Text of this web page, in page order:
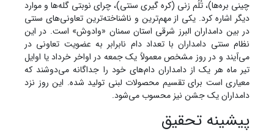
چینی بره‌ها)، تُلُم زنی (کره گیری سنتی)، چرای نوبتی گله‌ها و موارد
دیگر اشاره کرد. یکی از مهم‌ترین و ناشناخته‌ترین تعاونی‌های سنتی
در بین دامداران البرز شرقی استان سمنان «وادوش» است. در این
نظام سنتی دامداران با تعداد دام نابرابر به عضویت تعاونی در
می‌آیند و در روز مشخص معمولاً یک جمعه در اواخر خرداد یا اوایل
تیر ماه هر یک از دامداران دام‌های خود را جداگانه می‌دوشند که
معیاری است برای تقسیم محصولات لبنی تولید شده. این روز نزد
دامداران یک جشن نیز محسوب می‌شود.
پیشینه تحقیق